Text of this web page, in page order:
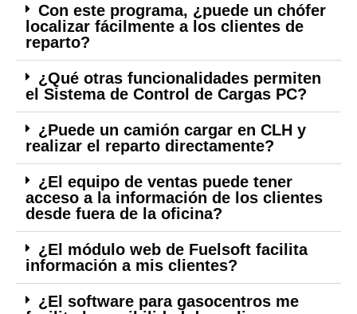
Con este programa, ¿puede un chófer
localizar fácilmente a los clientes de
reparto?
¿Qué otras funcionalidades permiten
el Sistema de Control de Cargas PC?
¿Puede un camión cargar en CLH y
realizar el reparto directamente?
¿El equipo de ventas puede tener
acceso a la información de los clientes
desde fuera de la oficina?
¿El módulo web de Fuelsoft facilita
información a mis clientes?
¿El software para gasocentros me